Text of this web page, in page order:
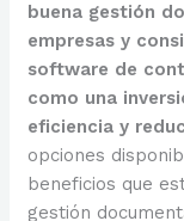
buena gestión
empresas y
software de
como una
eficiencia y
opciones
beneficios que
gestión